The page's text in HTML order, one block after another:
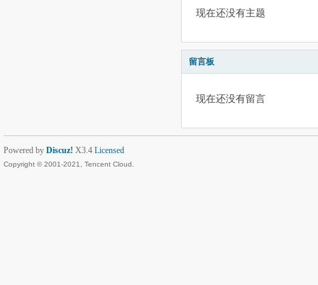
现在还没有主题
留言板
现在还没有留言
Powered by Discuz! X3.4 Licensed
Copyright © 2001-2021, Tencent Cloud.